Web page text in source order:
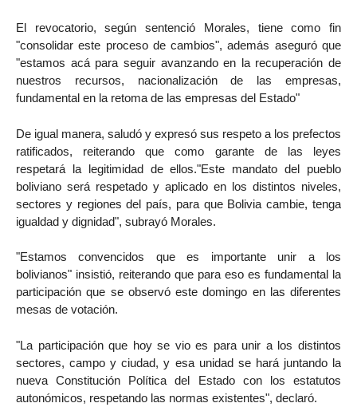
El revocatorio, según sentenció Morales, tiene como fin
"consolidar este proceso de cambios", además aseguró que
"estamos acá para seguir avanzando en la recuperación de
nuestros recursos, nacionalización de las empresas,
fundamental en la retoma de las empresas del Estado"
De igual manera, saludó y expresó sus respeto a los prefectos
ratificados, reiterando que como garante de las leyes
respetará la legitimidad de ellos."Este mandato del pueblo
boliviano será respetado y aplicado en los distintos niveles,
sectores y regiones del país, para que Bolivia cambie, tenga
igualdad y dignidad", subrayó Morales.
"Estamos convencidos que es importante unir a los
bolivianos" insistió, reiterando que para eso es fundamental la
participación que se observó este domingo en las diferentes
mesas de votación.
"La participación que hoy se vio es para unir a los distintos
sectores, campo y ciudad, y esa unidad se hará juntando la
nueva Constitución Política del Estado con los estatutos
autonómicos, respetando las normas existentes", declaró.